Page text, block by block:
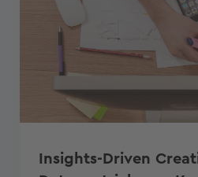
Insights-Driven